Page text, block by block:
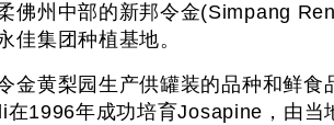
佛州中部的新邦令金(Simpang
佳集团种植基地。
金黄梨园生产供罐装的品种和鲜
在1996年成功培育Josapine，由当